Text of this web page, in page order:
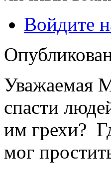
Войдите
Уважаемая
спасти
им грехи?
мог